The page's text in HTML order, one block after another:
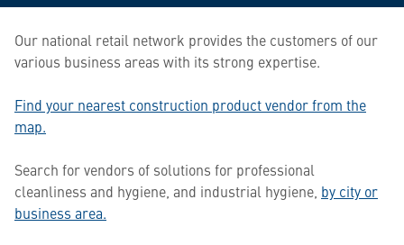
Our national retail network provides the customers of our
various business areas with its strong expertise.
Find your nearest construction product vendor from the
map.
Search for vendors of solutions for professional
cleanliness and hygiene, and industrial hygiene, by city or
business area.